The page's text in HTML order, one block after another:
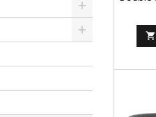
cuir
